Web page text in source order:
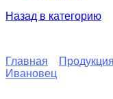
Назад в категорию
Главная Продукция
Ивановец